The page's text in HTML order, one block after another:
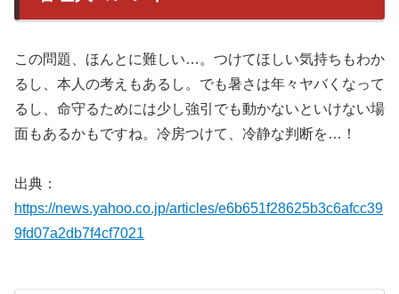
この問題、ほんとに難しい…。つけてほしい気持ちもわか
るし、本人の考えもあるし。でも暑さは年々ヤバくなって
るし、命守るためには少し強引でも動かないといけない場
面もあるかもですね。冷房つけて、冷静な判断を…！
出典：
https://news.yahoo.co.jp/articles/e6b651f28625b3c6afcc39
9fd07a2db7f4cf7021